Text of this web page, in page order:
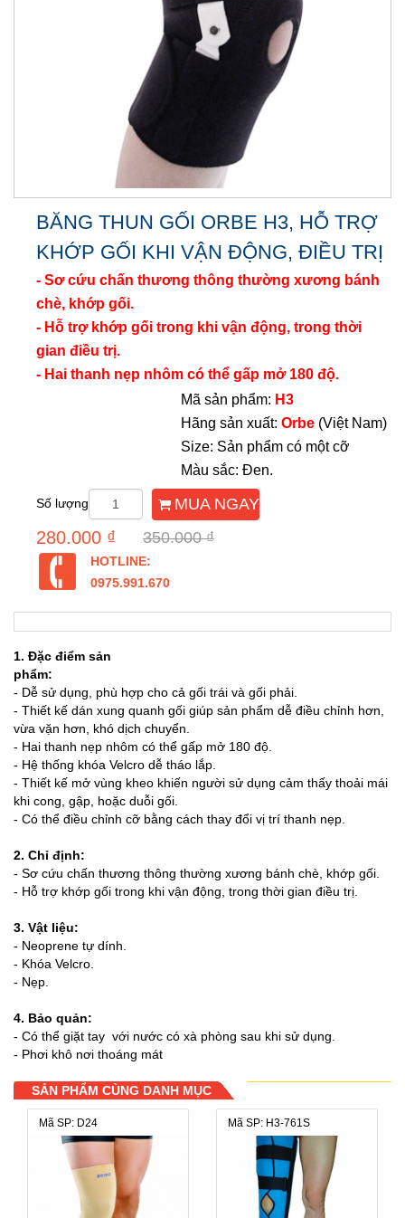
BĂNG THUN GỐI ORBE H3, HỖ TRỢ
KHỚP GỐI KHI VẬN ĐỘNG, ĐIỀU TRỊ
- Sơ cứu chấn thương thông thường xương bánh
chè, khớp gối.
- Hỗ trợ khớp gối trong khi vận động, trong thời
gian điều trị.
- Hai thanh nẹp nhôm có thể gấp mở 180 độ.
Mã sản phẩm: H3
Hãng sản xuất: Orbe (Việt Nam)
Size: Sản phẩm có một cỡ
Màu sắc: Đen.
Số lượng MUA NGAY
280.000 ₫ 350.000 ₫
HOTLINE:
0975.991.670
1. Đặc điểm sản
- Dễ sử dụng, phù hợp cho cả gối trái và gối phải.
- Thiết kế dán xung quanh gối giúp sản phẩm dễ điều chỉnh hơn,
vừa vặn hơn, khó dịch chuyển.
- Hai thanh nẹp nhôm có thể gấp mở 180 độ.
- Hệ thống khóa Velcro dễ tháo lắp.
- Thiết kế mở vùng kheo khiến người sử dụng cảm thấy thoải mái
khi cong, gập, hoặc duỗi gối.
- Có thể điều chỉnh cỡ bằng cách thay đổi vị trí thanh nẹp.
2. Chỉ định:
- Sơ cứu chấn thương thông thường xương bánh chè, khớp gối.
- Hỗ trợ khớp gối trong khi vận động, trong thời gian điều trị.
3. Vật liệu:
- Neoprene tự dính.
- Khóa Velcro.
- Nẹp.
4. Bảo quản:
- Có thể giặt tay với nước có xà phòng sau khi sử dụng.
- Phơi khô nơi thoáng mát
SẢN PHẨM CÙNG DANH MỤC
Mã SP: D24 Mã SP: H3-761S